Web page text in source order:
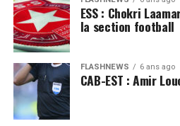
ESS : Chokri
la section football
FLASHNEWS 6 ans ago
CAB-EST : Amir